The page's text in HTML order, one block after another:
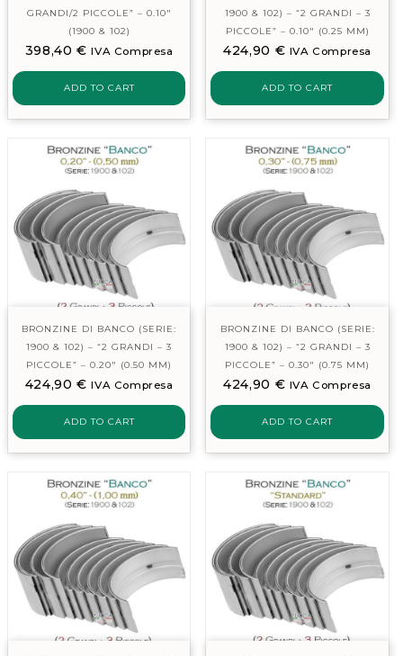
GRANDI/2 PICCOLE” – 0.10″
(1900 & 102)
398,40€ IVA Compresa
ADD TO CART
1900 & 102) – “2 GRANDI – 3
PICCOLE” – 0.10″ (0.25 MM)
424,90 € IVA Compresa
ADD TO CART
BRONZINE DI BANCO (SERIE:
1900 & 102) – “2 GRANDI – 3
PICCOLE” – 0.20″ (0.50 MM)
424,90€ IVA Compresa
ADD TO CART
BRONZINE DI BANCO (SERIE:
1900 & 102) – “2 GRANDI – 3
PICCOLE” – 0.30″ (0.75 MM)
424,90 € IVA Compresa
ADD TO CART